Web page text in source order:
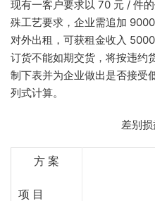
现有一客户要求以 70 元 / 件
殊工艺要求，企业需追加
对外出租，可获租金收入
订货不能如期交货，将按违约
制下表并为企业做出是否接受
列式计算。
差别
方 案
项 目